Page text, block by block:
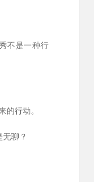
不是一种行
行动。
聊？